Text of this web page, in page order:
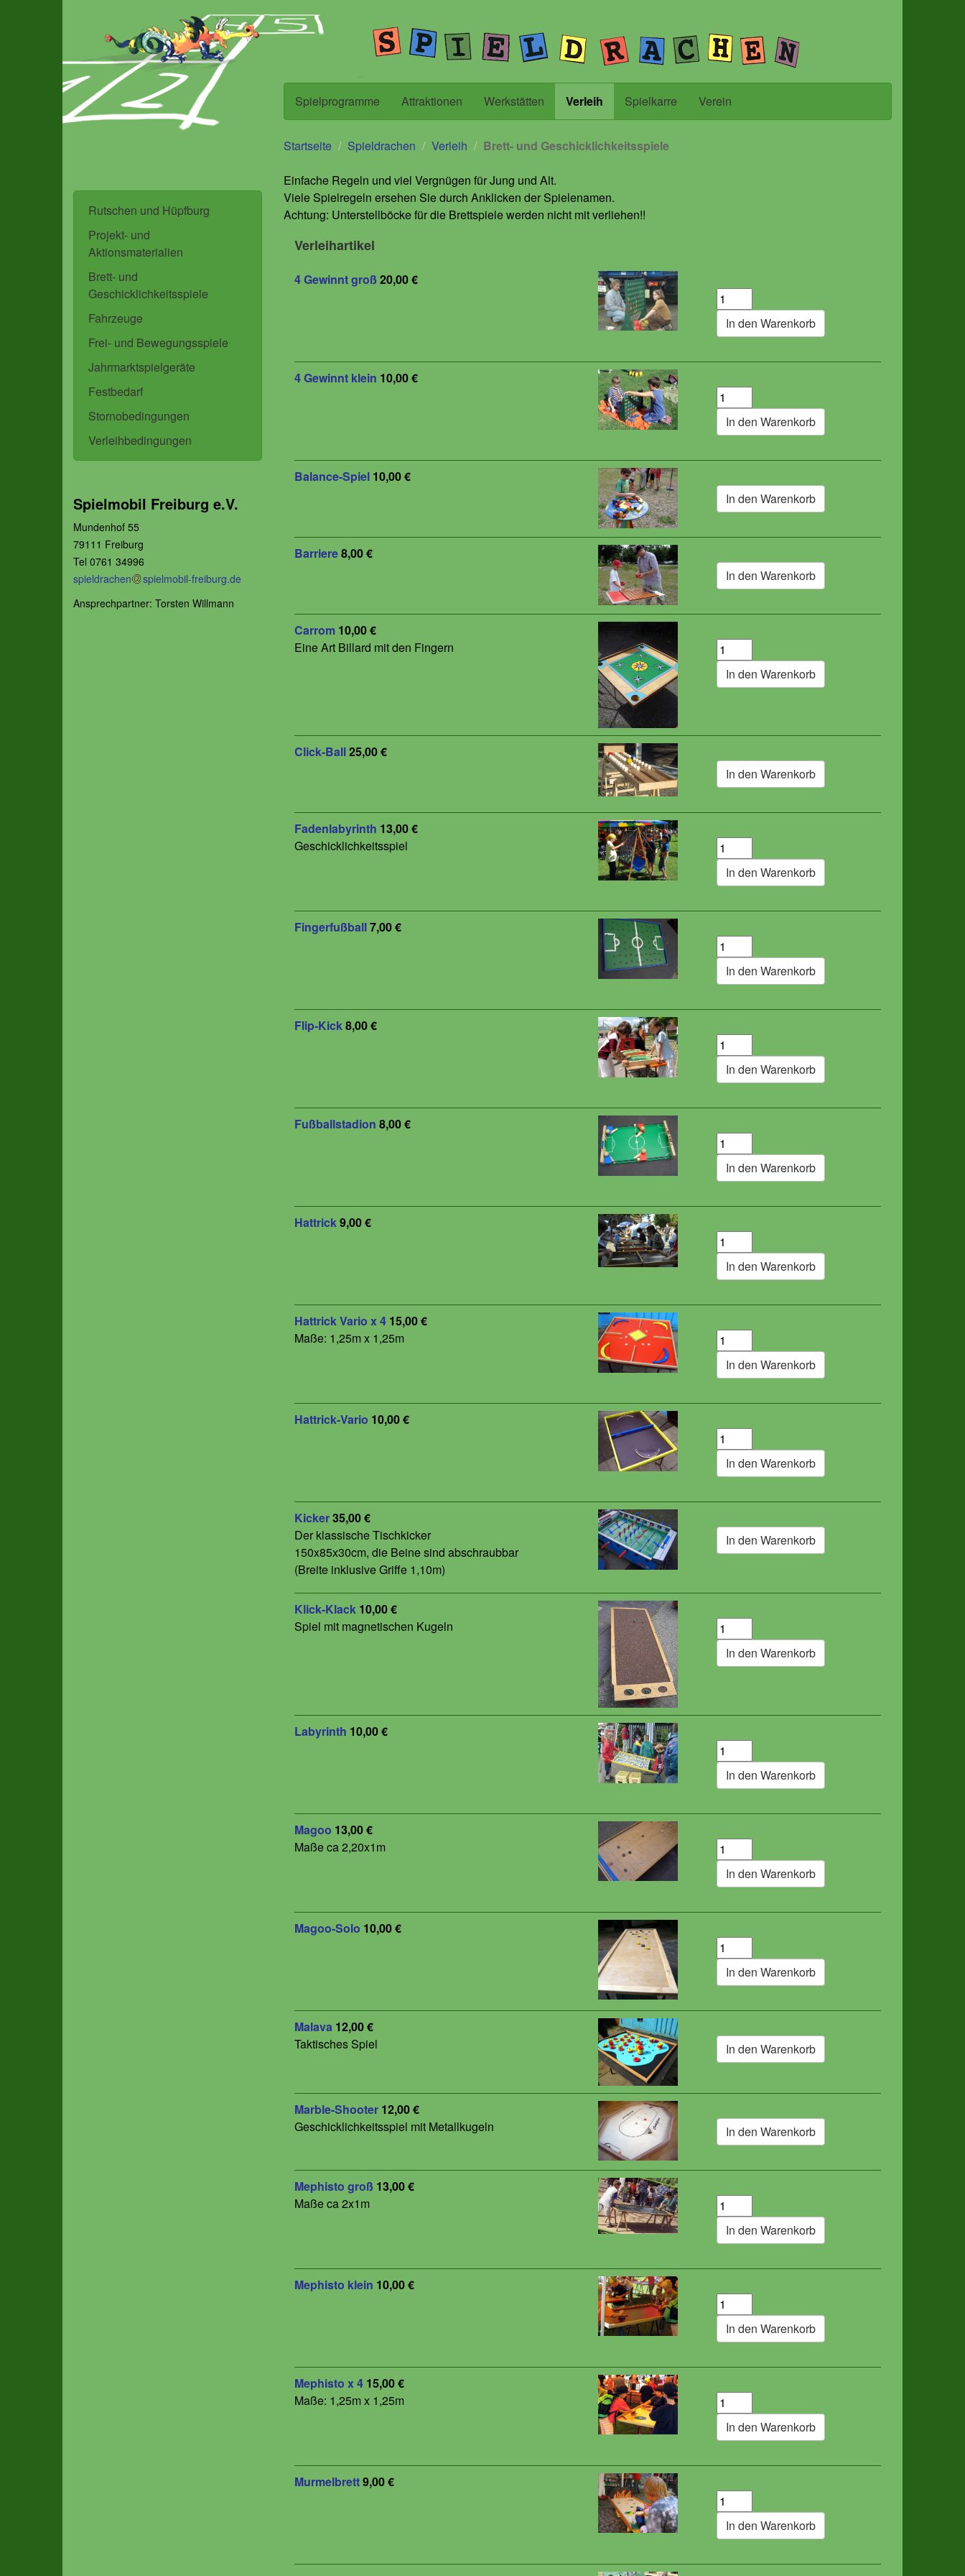
Spielprogramme Attraktionen Werkstätten Verleih Spielkarre Verein
Rutschen und Hüpfburg
Projekt- und
Aktionsmaterialien
Brett- und
Geschicklichkeitsspiele
Fahrzeuge
Frei- und Bewegungsspiele
Jahrmarktspielgeräte
Festbedarf
Stornobedingungen
Verleihbedingungen
Spielmobil Freiburg e.V.
Mundenhof 55
79111 Freiburg
Tel 0761 34996
spieldrachen
spielmobil-freiburg.de
Ansprechpartner: Torsten Willmann
Startseite Spieldrachen Verleih Brett- und Geschicklichkeitsspiele
Einfache Regeln und viel Vergnügen für Jung und Alt.
Viele Spielregeln ersehen Sie durch Anklicken der Spielenamen.
Achtung: Unterstellböcke für die Brettspiele werden nicht mit verliehen!!
Verleihartikel
4 Gewinnt groß 20,00 €
4 Gewinnt klein 10,00 €
Balance-Spiel10,00 €
Barriere8,00 €
Carrom10,00 €
Eine Art Billard mit den Fingern
Click-Ball25,00 €
Fadenlabyrinth 13,00 €
Geschicklichkeitsspiel
Fingerfußball7,00 €
Flip-Kick8,00 €
Fußballstadion 8,00 €
Hattrick9,00 €
Hattrick Vario x 415,00 €
Maße: 1,25m x 1,25m
Hattrick-Vario 10,00 €
Kicker35,00 €
Der klassische Tischkicker
150x85x30cm, die Beine sind abschraubbar
(Breite inklusive Griffe 1,10m)
Klick-Klack10,00 €
Spiel mit magnetischen Kugeln
Labyrinth 10,00 €
Magoo 13,00 €
Maße ca 2,20x1m
Magoo-Solo 10,00 €
Malava12,00 €
Taktisches Spiel
Marble-Shooter12,00 €
Geschicklichkeitsspiel mit Metallkugeln
Mephisto groß 13,00 €
Maße ca 2x1m
Mephisto klein 10,00 €
Mephisto x 415,00 €
Maße: 1,25m x 1,25m
Murmelbrett9,00 €